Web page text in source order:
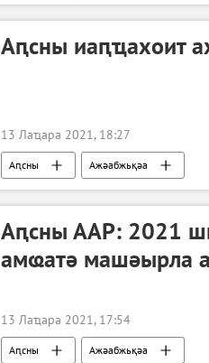
Аԥсны иаԥҵахоит
13 Лаҵара 2021, 18:27
Аԥсны Ажәабжьқәа
Аԥсны ААР: 2021
амҩатә машәырла
13 Лаҵара 2021, 17:54
Аԥсны Ажәабжьқәа